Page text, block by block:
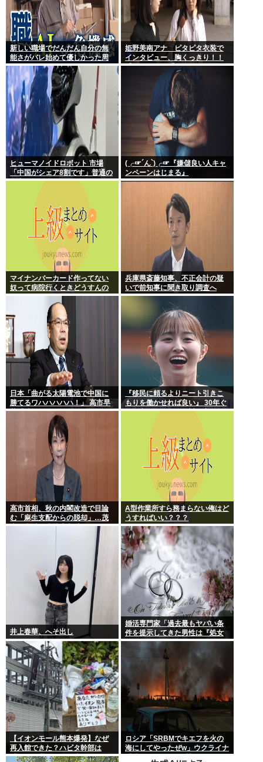
新しい職場でだんだん自分の無
能さがバレ始めて優しかった周
りの人たちが徐々に冷たくなっ
ていく時ってゾクゾクするよな
姫野美南アナ ピタピタ衣装で
インタビュー、胸くっきり！！
【GIF動画あり】
ヒューマノイドロボット 市場
「中国がシェア8割です」普通の
日本人怒りのフェイクニュース
(╭☞´ん`)╭☞『嫌儲良い人キャ
ンペーンはじまる』
マイナンバーカード作ってない
奴って病院行くときどうすんの
兵庫県斎藤知事、不正会計の疑
いで前知事に聞き取り調査へ
日本「曲がる太陽電池で中国に
勝てるワハハハハハ！」 高市早
苗「勝てる！ ガハハハハハ
『移民に頼るよりニート引きこ
もりを働かせれば良い』 30年ぐ
らい言ってるけど絶対に実現し
高市首相、秋の内閣改造で目論
む「麻生支配からの脱却」…茂
木敏充氏も小林鷹之氏もクビ
A型作業所すら務まらない俺はど
うすればいい？？？
井上春華、へそ出し
婚活専門家「過去最もヤバい条
件を提示してきた男性は『処女
信仰』」ケンモメン…
【イオンモール熊本爆発】なぜ
再入館できた？ハビタ幹部は
「モール職員は引き止めなかっ
ロシア「SRBMでキエフを火の
海にしてやったぜw」ウクライナ
「我々もSRBMで反撃する